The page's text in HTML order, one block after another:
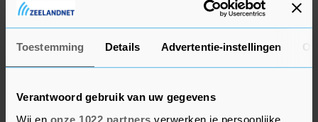
Toestemming Details Advertentie-instellingen
Verantwoord gebruik van uw gegevens
Wij en onze 1022 partners verwerken je persoonlijke